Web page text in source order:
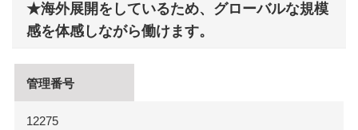
★海外展開をしているため、グローバルな規模
感を体感しながら働けます。
管理番号
12275